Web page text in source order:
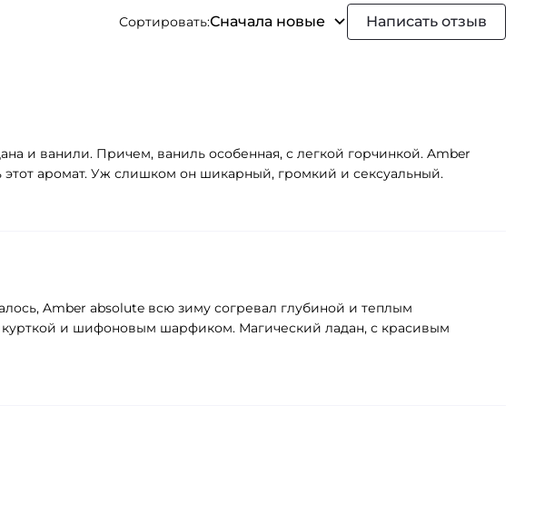
Сортировать:Сначала новые Написать отзыв
и ванили. Причем, ваниль особенная, с легкой горчинкой. Amber
аромат. Уж слишком он шикарный, громкий и сексуальный.
Amber absolute всю зиму согревал глубиной и теплым
и шифоновым шарфиком. Магический ладан, с красивым